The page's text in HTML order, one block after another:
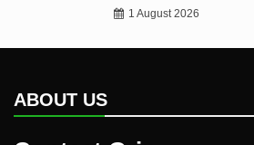
1 August 2026
ABOUT US